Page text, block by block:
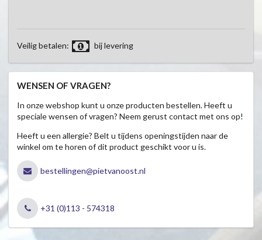
Veilig betalen: bij levering
WENSEN OF VRAGEN?
In onze webshop kunt u onze producten bestellen. Heeft u
speciale wensen of vragen? Neem gerust contact met ons op!
Heeft u een allergie? Belt u tijdens openingstijden naar de
winkel om te horen of dit product geschikt voor u is.
bestellingen@pietvanoost.nl
+31 (0)113 - 574318